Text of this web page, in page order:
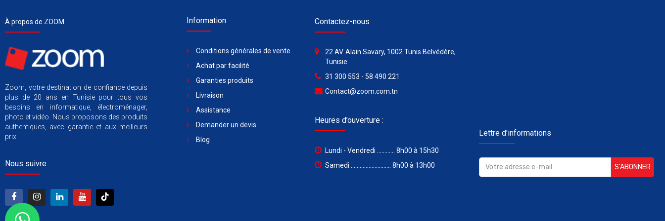
À propos de ZOOM
Zoom, votre destination de confiance depuis
plus de 20 ans en Tunisie pour tous vos
besoins en informatique, électroménager,
photo et vidéo. Nous proposons des produits
authentiques, avec garantie et aux meilleurs
prix.
Nous suivre
Information
Conditions générales de vente
Achat par facilité
Garanties produits
Livraison
Assistance
Demander un devis
Blog
Contactez-nous
22 AV. Alain Savary, 1002 Tunis Belvédère,
Tunisie
31 300 553 - 58 490 221
Contact@zoom.com.tn
Heures d’ouverture :
Lundi - Vendredi ............ 8h00 à 15h30
Samedi ........................... 8h00 à 13h00
Lettre d'informations
S’ABONNER